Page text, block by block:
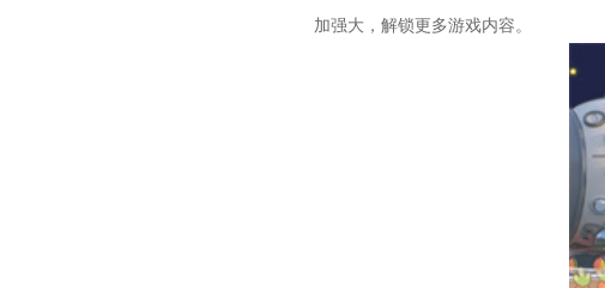
加强大，解锁更多游戏内容。